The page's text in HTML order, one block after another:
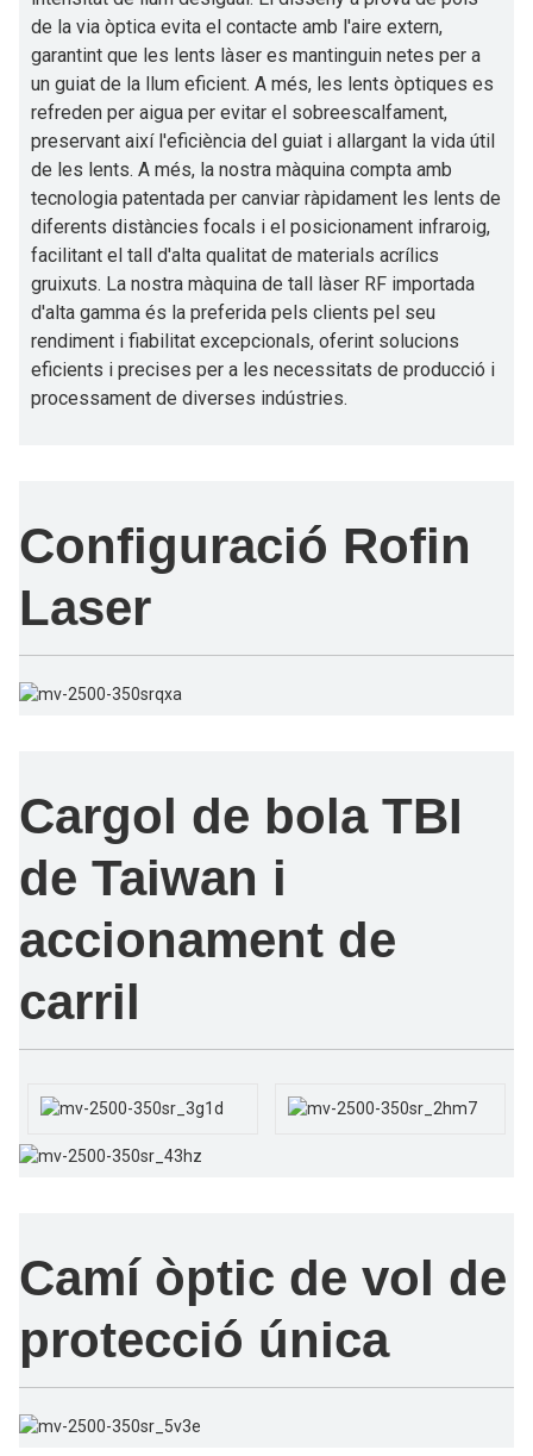
de la via òptica evita el contacte amb l'aire extern,
garantint que les lents làser es mantinguin netes per a
un guiat de la llum eficient. A més, les lents òptiques es
refreden per aigua per evitar el sobreescalfament,
preservant així l'eficiència del guiat i allargant la vida útil
de les lents. A més, la nostra màquina compta amb
tecnologia patentada per canviar ràpidament les lents de
diferents distàncies focals i el posicionament infraroig,
facilitant el tall d'alta qualitat de materials acrílics
gruixuts. La nostra màquina de tall làser RF importada
d'alta gamma és la preferida pels clients pel seu
rendiment i fiabilitat excepcionals, oferint solucions
eficients i precises per a les necessitats de producció i
processament de diverses indústries.
Configuració Rofin
Laser
Cargol de bola TBI
de Taiwan i
accionament de
carril
Camí òptic de vol de
protecció única